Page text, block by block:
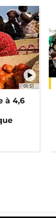
00:51
à 4,6